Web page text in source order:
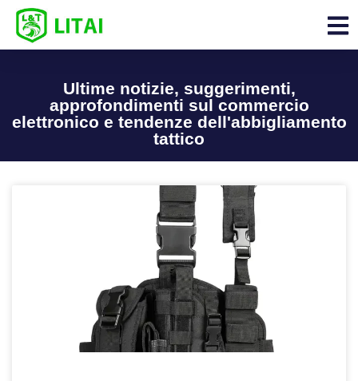
Ultime notizie, suggerimenti,
approfondimenti sul commercio
elettronico e tendenze dell'abbigliamento
tattico